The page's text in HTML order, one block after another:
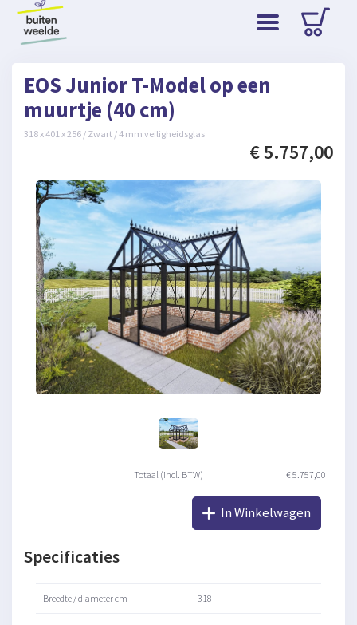
EOS Junior T-Model op een
muurtje (40 cm)
318 x 401 x 256 / Zwart / 4 mm veiligheidsglas
€ 5.757,00
Totaal (incl. BTW) € 5.757,00
In Winkelwagen
Specificaties
Breedte / diameter cm 318